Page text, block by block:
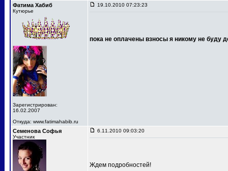
Фатима Хабиб
Кутюрье
Зарегистрирован:
16.02.2007
Откуда: www.fatimahabib.ru
19.10.2010 07:23:23
пока не оплачены взносы я никому не буду
Семенова Софья
Участник
6.11.2010 09:03:20
Ждем подробностей!